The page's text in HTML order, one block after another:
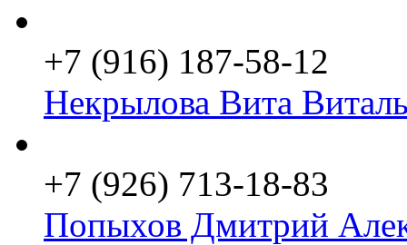
+7 (916) 187-58-12
Некрылова Вита
+7 (926) 713-18-83
Попыхов Дмитрий